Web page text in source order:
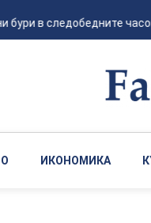
в следобедните
ИКОНОМИКА